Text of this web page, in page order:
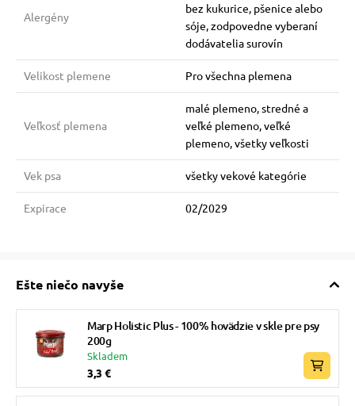
Alergény
bez kukurice, pšenice alebo
sóje, zodpovedne vyberaní
dodávatelia surovín
Velikost plemene Pro všechna plemena
Veľkosť plemena
malé plemeno, stredné a
veľké plemeno, veľké
plemeno, všetky veľkosti
Vek psa všetky vekové kategórie
Expirace 02/2029
Ešte niečo navyše
Marp Holistic Plus - 100% hovädzie v skle pre psy
200g
Skladem
3,3 €